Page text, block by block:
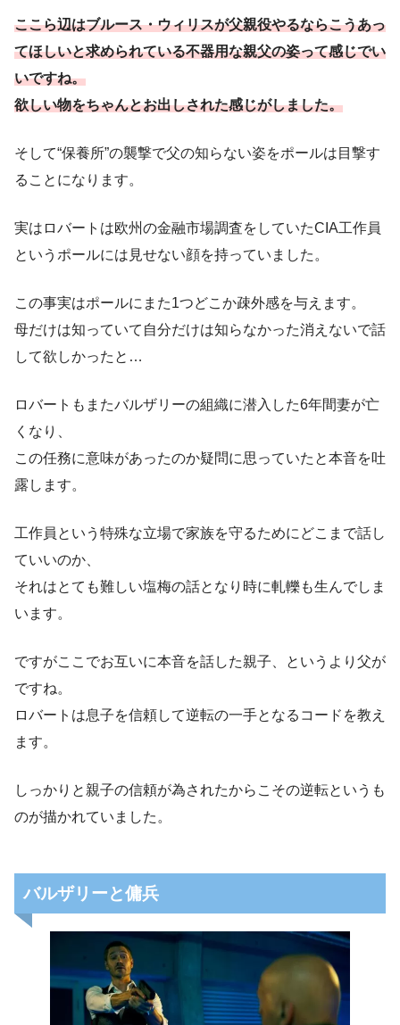
ここら辺はブルース・ウィリスが父親役やるならこうあっ
てほしいと求められている不器用な親父の姿って感じでい
いですね。
欲しい物をちゃんとお出しされた感じがしました。
そして“保養所”の襲撃で父の知らない姿をポールは目撃す
ることになります。
実はロバートは欧州の金融市場調査をしていたCIA工作員
というポールには見せない顔を持っていました。
この事実はポールにまた1つどこか疎外感を与えます。
母だけは知っていて自分だけは知らなかった消えないで話
して欲しかったと…
ロバートもまたバルザリーの組織に潜入した6年間妻が亡
くなり、
この任務に意味があったのか疑問に思っていたと本音を吐
露します。
工作員という特殊な立場で家族を守るためにどこまで話し
ていいのか、
それはとても難しい塩梅の話となり時に軋轢も生んでしま
います。
ですがここでお互いに本音を話した親子、というより父が
ですね。
ロバートは息子を信頼して逆転の一手となるコードを教え
ます。
しっかりと親子の信頼が為されたからこその逆転というも
のが描かれていました。
バルザリーと傭兵